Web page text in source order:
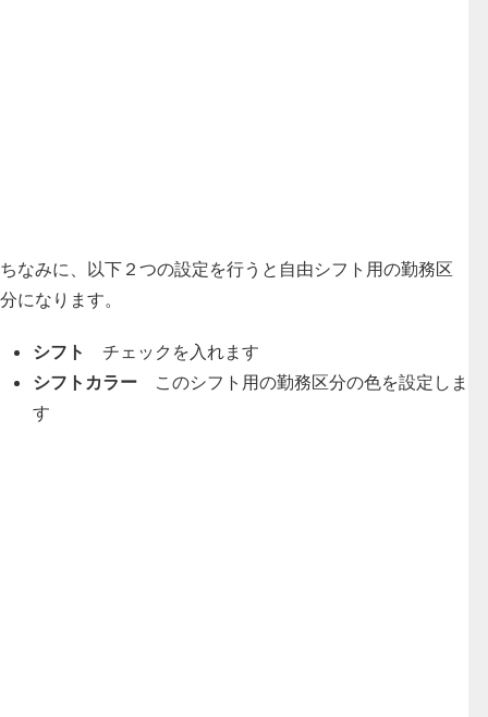
ちなみに、以下２つの設定を行うと自由シフト用の勤務区
分になります。
シフト
チェックを入れます
シフトカラー このシフト用の勤務区分の色を設定しま
す